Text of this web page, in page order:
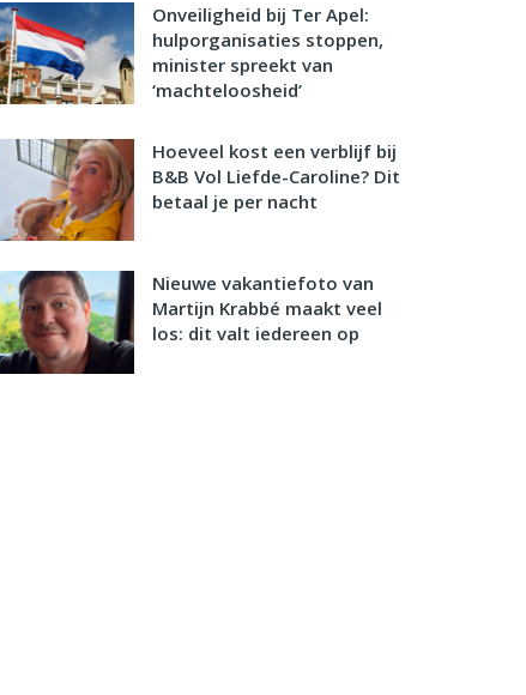
Onveiligheid bij Ter Apel:
hulporganisaties stoppen,
minister spreekt van
‘machteloosheid’
Hoeveel kost een verblijf bij
B&B Vol Liefde-Caroline? Dit
betaal je per nacht
Nieuwe vakantiefoto van
Martijn Krabbé maakt veel
los: dit valt iedereen op